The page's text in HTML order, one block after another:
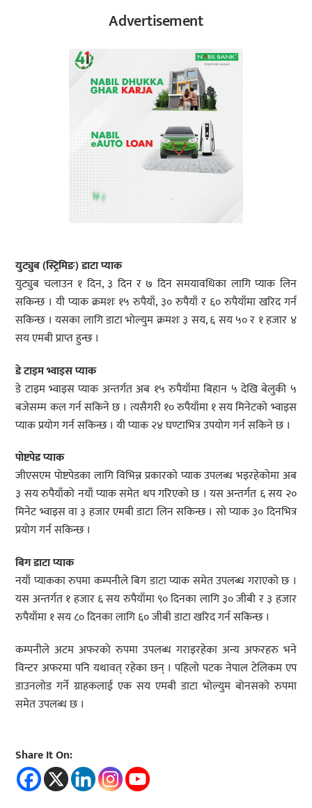
Advertisement
युट्युब (स्ट्रिमिङ) डाटा प्याक
युट्युब चलाउन १ दिन, ३ दिन र ७ दिन समयावधिका लागि प्याक लिन
सकिन्छ । यी प्याक क्रमशः १५ रुपैयाँ, ३० रुपैयाँ र ६० रुपैयाँमा खरिद गर्न
सकिन्छ । यसका लागि डाटा भोल्युम क्रमशः ३ सय, ६ सय ५० र १ हजार ४
सय एमबी प्राप्त हुन्छ ।
डे टाइम भ्वाइस प्याक
डे टाइम भ्वाइस प्याक अन्तर्गत अब १५ रुपैयाँमा बिहान ५ देखि बेलुकी ५
बजेसम्म कल गर्न सकिने छ । त्यसैगरी १० रुपैयाँमा १ सय मिनेटको भ्वाइस
प्याक प्रयोग गर्न सकिन्छ । यी प्याक २४ घण्टाभित्र उपयोग गर्न सकिने छ ।
पोष्टपेड प्याक
जीएसएम पोष्टपेडका लागि विभिन्न प्रकारको प्याक उपलब्ध भइरहेकोमा अब
३ सय रुपैयाँको नयाँ प्याक समेत थप गरिएको छ । यस अन्तर्गत ६ सय २०
मिनेट भ्वाइस वा ३ हजार एमबी डाटा लिन सकिन्छ । सो प्याक ३० दिनभित्र
प्रयोग गर्न सकिन्छ ।
बिग डाटा प्याक
नयाँ प्याकका रुपमा कम्पनीले बिग डाटा प्याक समेत उपलब्ध गराएको छ ।
यस अन्तर्गत १ हजार ६ सय रुपैयाँमा ९० दिनका लागि ३० जीबी र ३ हजार
रुपैयाँमा १ सय ८० दिनका लागि ६० जीबी डाटा खरिद गर्न सकिन्छ ।
कम्पनीले अटम अफरको रुपमा उपलब्ध गराइरहेका अन्य अफरहरु भने
विन्टर अफरमा पनि यथावत् रहेका छन् । पहिलो पटक नेपाल टेलिकम एप
डाउनलोड गर्ने ग्राहकलाई एक सय एमबी डाटा भोल्युम बोनसको रुपमा
समेत उपलब्ध छ ।
Share It On: